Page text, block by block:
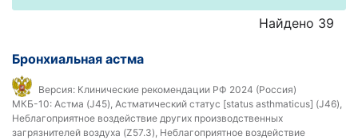
Найдено 39
Бронхиальная астма
Версия: Клинические рекомендации РФ 2024 (Россия)
МКБ-10: Астма (J45), Астматический статус [status asthmaticus] (J46),
Неблагоприятное воздействие других производственных
загрязнителей воздуха (Z57.3), Неблагоприятное воздействие